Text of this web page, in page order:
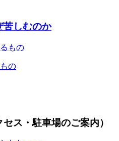
苦しむのか
の
セス・駐車場のご案内）